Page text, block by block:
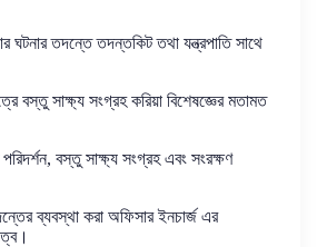
ঘটনার তদন্তে তদন্তকিট তথা যন্ত্রপাতি সাথে
বস্তু সাক্ষ্য সংগ্রহ করিয়া বিশেষজ্ঞের মতামত
বস্তু সাক্ষ্য সংগ্রহ এবং সংরক্ষণ
ব্যবস্থা করা অফিসার ইনচার্জ এর